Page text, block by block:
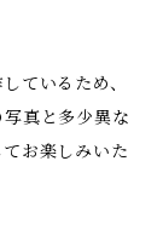
ているため、
真と多少異な
お楽しみいた